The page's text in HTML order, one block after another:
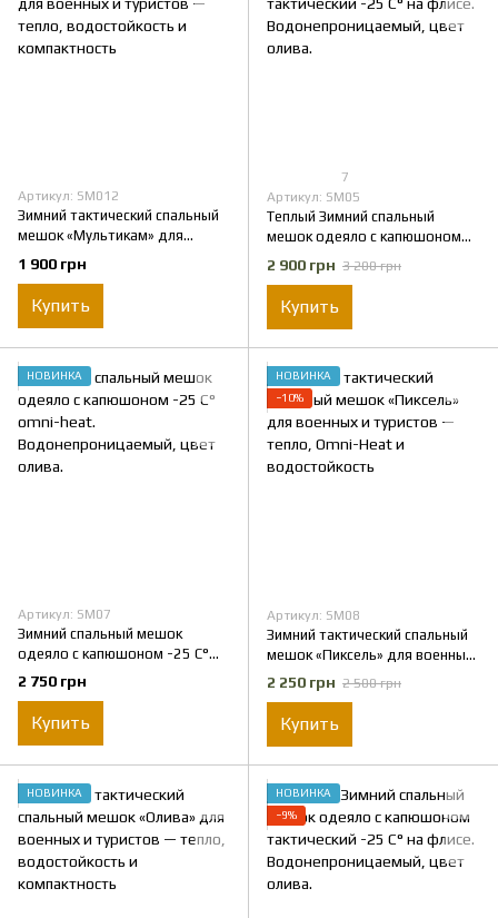
Артикул: SM012
Зимний тактический спальный
мешок «Мультикам» для
военных и туристов — тепло,
водостойкость и
компактность
1 900 грн
Купить
7
Артикул: SM05
Теплый Зимний спальный
мешок одеяло с капюшоном
тактический -25 C° на флисе.
Водонепроницаемый, цвет
олива.
2 900 грн 3 200 грн
Купить
НОВИНКА
Артикул: SM07
Зимний спальный мешок
одеяло с капюшоном -25 C°
omni-heat.
Водонепроницаемый, цвет
олива.
2 750 грн
Купить
НОВИНКА
−10%
Артикул: SM08
Зимний тактический спальный
мешок «Пиксель» для военных
и туристов — тепло, Omni-Heat
и водостойкость
2 250 грн 2 500 грн
Купить
НОВИНКА
НОВИНКА
−9%